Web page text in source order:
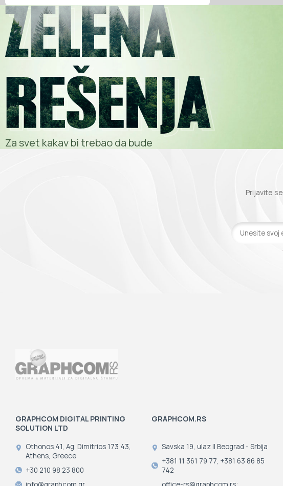
Za svet kakav bi trebao da bude
Prijavite
GRAPHCOM DIGITAL PRINTING
SOLUTION LTD
Othonos 41, Ag. Dimitrios 173 43,
Athens, Greece
+30 210 98 23 800
GRAPHCOM.RS
Savska 19, ulaz II Beograd - Srbija
+381 11 361 79 77, +381 63 86 85
742